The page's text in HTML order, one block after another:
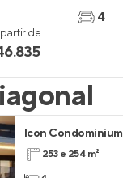
4
de
Icon Condominium
253 e 254 m²